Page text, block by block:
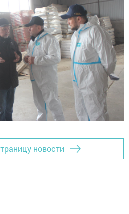
новости